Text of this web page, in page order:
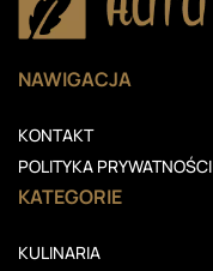
NAWIGACJA
KONTAKT
POLITYKA PRYWATNOŚCI
KATEGORIE
KULINARIA